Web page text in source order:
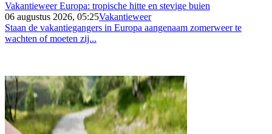
Vakantieweer Europa: tropische hitte en stevige buien
06 augustus 2026, 05:25Vakantieweer
Staan de vakantiegangers in Europa aangenaam zomerweer te
wachten of moeten zij...